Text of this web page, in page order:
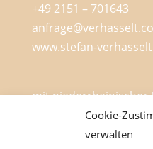
Cookie-
verwalten
+49 2151 – 701643
www.stefan-
mit niederrheinischer